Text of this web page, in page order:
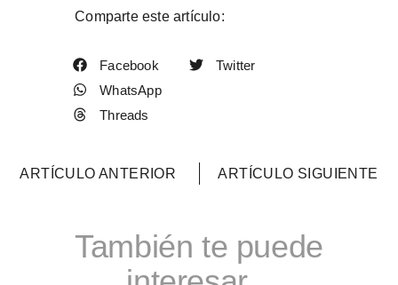
Comparte este artículo:
Facebook
Twitter
WhatsApp
Threads
ARTÍCULO ANTERIOR ARTÍCULO SIGUIENTE
También te puede